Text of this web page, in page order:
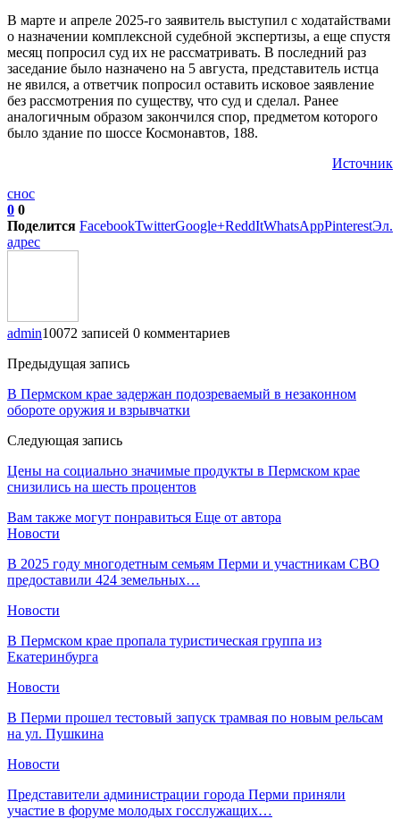
В марте и апреле 2025-го заявитель выступил с ходатайствами
о назначении комплексной судебной экспертизы, а еще спустя
месяц попросил суд их не рассматривать. В последний раз
заседание было назначено на 5 августа, представитель истца
не явился, а ответчик попросил оставить исковое заявление
без рассмотрения по существу, что суд и сделал. Ранее
аналогичным образом закончился спор, предметом которого
было здание по шоссе Космонавтов, 188.
Источник
снос
0 0
Поделится FacebookTwitterGoogle+ReddItWhatsAppPinterestЭл.
адрес
admin10072 записей 0 комментариев
Предыдущая запись
В Пермском крае задержан подозреваемый в незаконном
обороте оружия и взрывчатки
Следующая запись
Цены на социально значимые продукты в Пермском крае
снизились на шесть процентов
Вам также могут понравиться Еще от автора
Новости
В 2025 году многодетным семьям Перми и участникам СВО
предоставили 424 земельных…
Новости
​В Пермском крае пропала туристическая группа из
Екатеринбурга
Новости
В Перми прошел тестовый запуск трамвая по новым рельсам
на ул. Пушкина
Новости
Представители администрации города Перми приняли
участие в форуме молодых госслужащих…